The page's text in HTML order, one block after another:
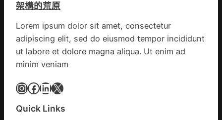
防
院
架構的荒原
Lorem ipsum dolor sit amet, consectetur
adipiscing elit, sed do eiusmod tempor incididunt
ut labore et dolore magna aliqua. Ut enim ad
minim veniam
InstagramFacebook LinkedIn X
Quick Links